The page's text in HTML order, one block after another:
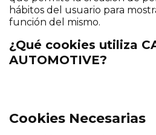
hábitos del usuario para
función del mismo.
¿Qué cookies utiliza
AUTOMOTIVE?
Cookies Necesarias